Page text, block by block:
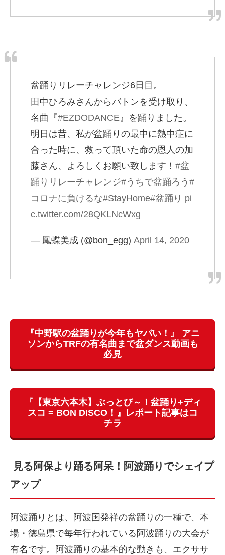
盆踊りリレーチャレンジ6日目。
田中ひろみさんからバトンを受け取り、
名曲『#EZDODANCE』を踊りました。
明日は昔、私が盆踊りの最中に熱中症に
合った時に、救って頂いた命の恩人の加
藤さん、よろしくお願い致します！ #盆
踊りリレーチャレンジ#うちで盆踊ろう #
コロナに負けるな#StayHome#盆踊り pi
c.twitter.com/28QKLNcWxg
— 鳳蝶美成 (@bon_egg) April 14, 2020
『中野駅の盆踊りが今年もヤバい！』 アニ
ソンからTRFの有名曲まで盆ダンス動画も
必見
『【東京六本木】ぶっとび～！盆踊り+ディ
スコ = BON DISCO！』レポート記事はコ
チラ
見る阿保より踊る阿呆！阿波踊りでシェイプ
アップ
阿波踊りとは、阿波国発祥の盆踊りの一種で、本
場・徳島県で毎年行われている阿波踊りの大会が
有名です。阿波踊りの基本的な動きも、エクササ